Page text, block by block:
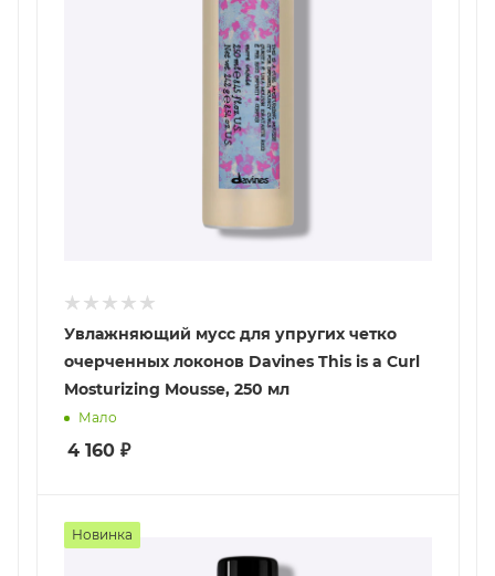
Увлажняющий мусс для упругих четко
очерченных локонов Davines This is a Curl
Mosturizing Mousse, 250 мл
Мало
4 160 ₽
Новинка